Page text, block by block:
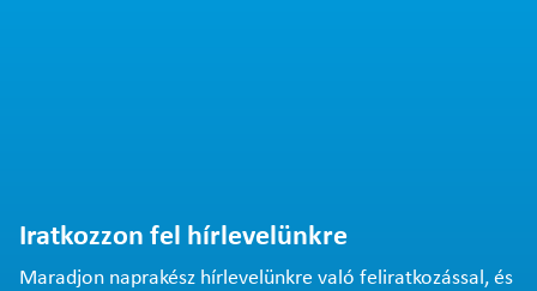
Iratkozzon fel hírlevelünkre
Maradjon naprakész hírlevelünkre való feliratkozással, és